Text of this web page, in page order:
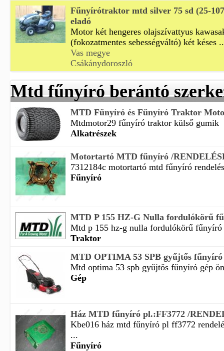
Fűnyírótraktor mtd silver 75 sd (25-
eladó
Motor két hengeres olajszívattyus
(fokozatmentes sebességváltó) két késes
Vas megye
Csákánydoroszló
Mtd fűnyíró berántó
MTD Fűnyíró és Fűnyíró Traktor
Mtdmotor29 fűnyíró traktor külső gumik
Alkatrészek
Motortartó MTD fűnyíró /
7312184c motortartó mtd fűnyíró
Fűnyíró
MTD P 155 HZ-G Nulla fordulókörű
Mtd p 155 hz-g nulla fordulókörű
Traktor
MTD OPTIMA 53 SPB gyűjtős
Mtd optima 53 spb gyűjtős fűnyíró gép
Gép
Ház MTD fűnyíró pl.:FF3772 /
Kbe016 ház mtd fűnyíró pl ff3772
...
Fűnyíró